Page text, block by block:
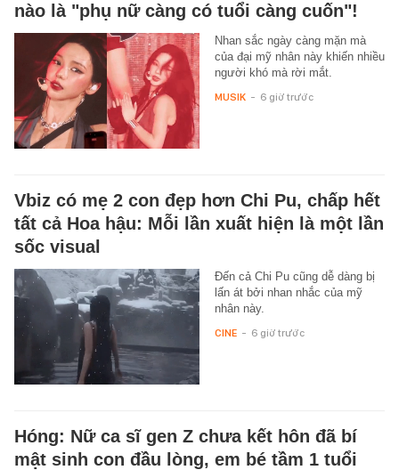
nào là "phụ nữ càng có tuổi càng cuốn"!
Nhan sắc ngày càng mặn mà
của đại mỹ nhân này khiến nhiều
người khó mà rời mắt.
MUSIK - 6 giờ trước
Vbiz có mẹ 2 con đẹp hơn Chi Pu, chấp hết
tất cả Hoa hậu: Mỗi lần xuất hiện là một lần
sốc visual
Đến cả Chi Pu cũng dễ dàng bị
lấn át bởi nhan nhắc của mỹ
nhân này.
CINE - 6 giờ trước
Hóng: Nữ ca sĩ gen Z chưa kết hôn đã bí
mật sinh con đầu lòng, em bé tầm 1 tuổi